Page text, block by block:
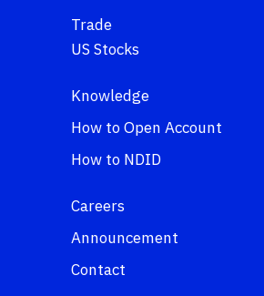
Trade
US Stocks
Knowledge
How to Open Account
How to NDID
Careers
Announcement
Contact